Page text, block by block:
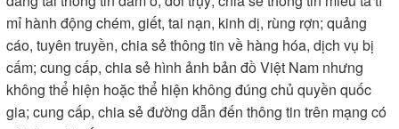
mỉ hành động chém, giết, tai nạn, kinh dị, rùng rợn; quảng
cáo, tuyên truyền, chia sẻ thông tin về hàng hóa, dịch vụ bị
cấm; cung cấp, chia sẻ hình ảnh bản đồ Việt Nam nhưng
không thể hiện hoặc thể hiện không đúng chủ quyền quốc
gia; cung cấp, chia sẻ đường dẫn đến thông tin trên mạng có